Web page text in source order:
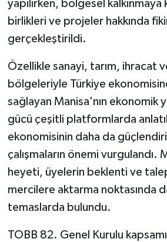
yapılırken, bölgesel kalkınmaya
birlikleri ve projeler hakkında
gerçekleştirildi.
Özellikle sanayi, tarım, ihracat
bölgeleriyle Türkiye
sağlayan Manisa'nın ekonomik
gücü çeşitli platformlarda
ekonomisinin daha da
çalışmaların önemi vurgulandı.
heyeti, üyelerin beklenti ve
mercilere aktarma noktasında
temaslarda bulundu.
TOBB 82. Genel Kurulu